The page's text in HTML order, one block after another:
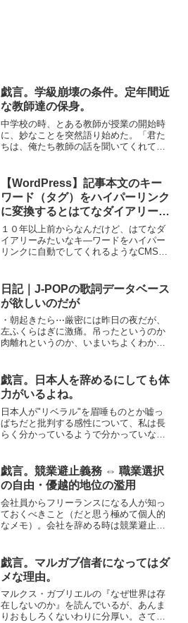
戯言。学級崩壊の条件。定年間近
な教師達の保身。
中学校の時、とある教師が授業の開始時
に、妙なことを突然語り始めた。「君た
ちは、俺たち教師の話を聞いてくれてい
て、こんな話をこの先生がしはじめたの
か？その時はよく分からず、...
【WordPress】記事本文のキー
ワード（タグ）をハイパーリンク
に変換するとはてなダイアリーっ
ぽいサイトが作れる
１０年以上前からなんだけど、はてなダ
イアリーみたいなキ―ワードをハイパー
リンクに自動でしてくれるようなCMSが
てしまっていたが…ワードプレスのURL
形式とテーマの機能を...
日記｜J-POPの歌詞データベース
が欲しいのだが
・朝起きたら⋯厳密には昨日の夜だが、
左ふくらはぎに激痛。吊ったというのか
肉離れというのか、いまいちよくわから
動不足のせいかそれとも無理なストレッ
チが祟ったか。そんな無茶...
戯言。日本人を辞めるにしても体
力がいるよね。
日本人が"リベラル"を眉唾ものとか嘘っ
ぱちだと批判する感性について、私は長
らく分かっているようで分かっていなか
ある２つの考え方が、どのように融合さ
れるべきものか？...
戯言。競業避止義務 ⇔ 職業選択
の自由・優越的地位の濫用
会社員からフリーランスになる人が知っ
ておくべきこと（だと思う極めて個人的
なメモ）。会社を辞める時は競業避止義
社員が別の競業企業へ再就職をしたり、
同業の起業したりすること...
戯言。マルガブ信者になってはダ
メな理由。
マルクス・ガブリエルの『なぜ世界は存
在しないのか』を読んでいるが、あんま
りおもしろくないわりに分厚い。さて、